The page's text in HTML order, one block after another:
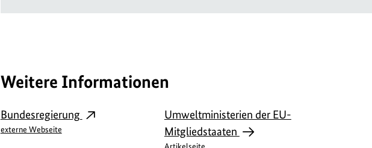
Weitere Informationen
Bundesregierung
externe Webseite
Umweltministerien der EU-
Mitgliedstaaten